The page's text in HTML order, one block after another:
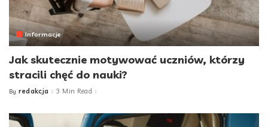
Informacje
Jak skutecznie motywować uczniów, którzy
stracili chęć do nauki?
Posted
By redakcja 3 Min Read